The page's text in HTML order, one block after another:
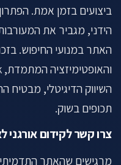
ביצועים בזמן אמת.
הידני, מגביר את
האתר במנועי החיפוש.
השיווק הדיגיטלי, מבטיח
תכופים בשוק.
צרו קשר לקידום